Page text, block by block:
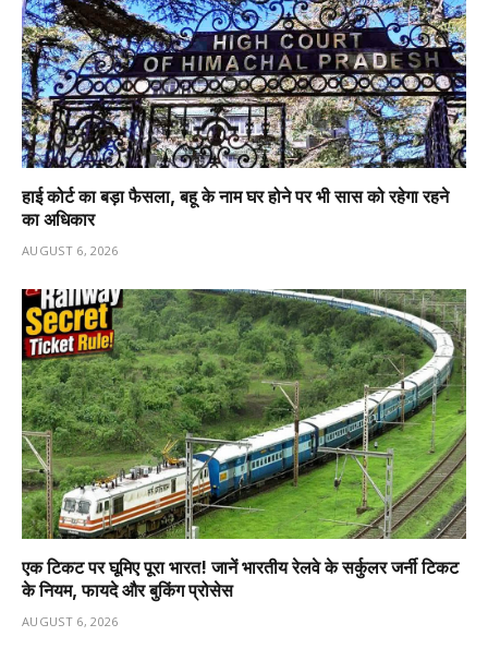
हाई कोर्ट का बड़ा फैसला, बहू के नाम घर होने पर भी सास को रहेगा रहने
का अधिकार
AUGUST 6, 2026
एक टिकट पर घूमिए पूरा भारत! जानें भारतीय रेलवे के सर्कुलर जर्नी टिकट
के नियम, फायदे और बुकिंग प्रोसेस
AUGUST 6, 2026